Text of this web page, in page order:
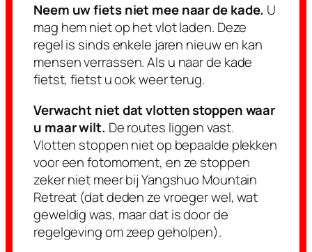
Neem uw fiets niet mee naar de kade. U
mag hem niet op het vlot laden. Deze
regel is sinds enkele jaren nieuw en kan
mensen verrassen. Als u naar de kade
fietst, fietst u ook weer terug.
Verwacht niet dat vlotten stoppen waar
u maar wilt. De routes liggen vast.
Vlotten stoppen niet op bepaalde plekken
voor een fotomoment, en ze stoppen
zeker niet meer bij Yangshuo Mountain
Retreat (dat deden ze vroeger wel, wat
geweldig was, maar dat is door de
regelgeving om zeep geholpen).